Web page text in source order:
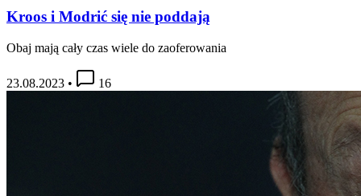
Kroos i Modrić się nie poddają
Obaj mają cały czas wiele do zaoferowania
23.08.2023 • 16